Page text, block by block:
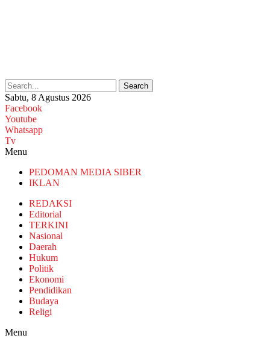
Search
Sabtu, 8 Agustus 2026
Facebook
Youtube
Whatsapp
Tv
Menu
PEDOMAN MEDIA SIBER
IKLAN
REDAKSI
Editorial
TERKINI
Nasional
Daerah
Hukum
Politik
Ekonomi
Pendidikan
Budaya
Religi
Menu